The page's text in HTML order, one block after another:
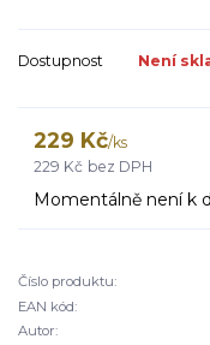
Dostupnost Není
229 Kč/ks
229 Kč bez DPH
Momentálně není k
Číslo produktu:
EAN kód:
Autor: